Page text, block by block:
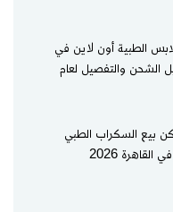
الطبية أون لاين في
الشحن والتفصيل لعام
بيع السكراب الطبي
2026